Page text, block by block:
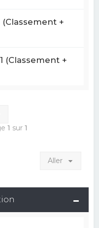
(Classement +
(Classement +
1 sur 1
Aller